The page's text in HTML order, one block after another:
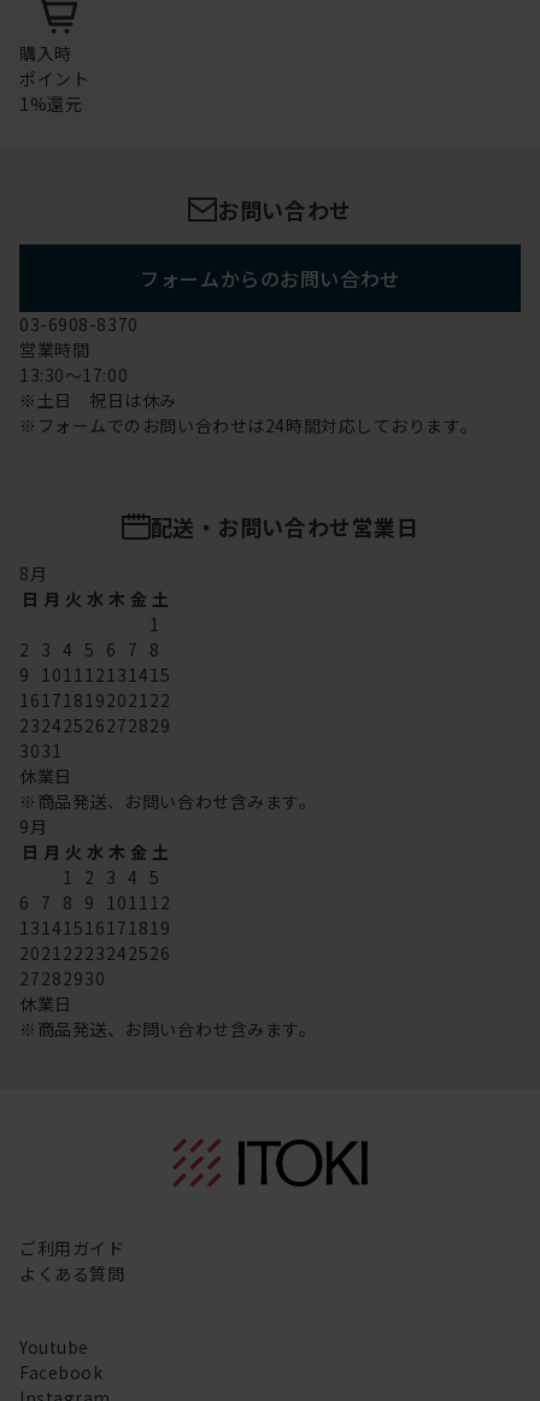
購入時
ポイント
1%還元
お問い合わせ
フォームからのお問い合わせ
03-6908-8370
営業時間
13:30～17:00
※土日 祝日は休み
※フォームでのお問い合わせは24時間対応しております。
配送・お問い合わせ営業日
8 月
日 月 火 水 木 金 土
1
2 3 4 5 6 7 8
9
10 11 12 13 14 15
16 17 18 192021 22
23242526272829
3031
休業日
※商品発送、お問い合わせ含みます。
9 月
日 月 火 水 木 金 土
1
2 3 4 5
6 7 8 9 10 11 12
13 14 15 16 17 18 19
2021 2223242526
27282930
休業日
※商品発送、お問い合わせ含みます。
ご利用ガイド
よくある質問
Youtube
Facebook